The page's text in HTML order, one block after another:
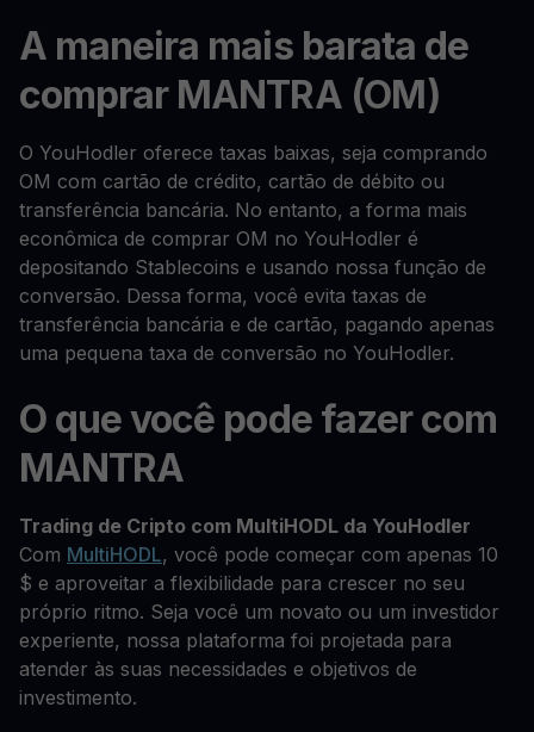
A maneira mais barata de
comprar MANTRA (OM)
O YouHodler oferece taxas baixas, seja comprando
OM com cartão de crédito, cartão de débito ou
transferência bancária. No entanto, a forma mais
econômica de comprar OM no YouHodler é
depositando Stablecoins e usando nossa função de
conversão. Dessa forma, você evita taxas de
transferência bancária e de cartão, pagando apenas
uma pequena taxa de conversão no YouHodler.
O que você pode fazer com
MANTRA
Trading de Cripto com MultiHODL da YouHodler
Com MultiHODL, você pode começar com apenas 10
$ e aproveitar a flexibilidade para crescer no seu
próprio ritmo. Seja você um novato ou um investidor
experiente, nossa plataforma foi projetada para
atender às suas necessidades e objetivos de
investimento.